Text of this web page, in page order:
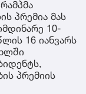
პრემია მას
10-
16 იანვარს
პრემიის